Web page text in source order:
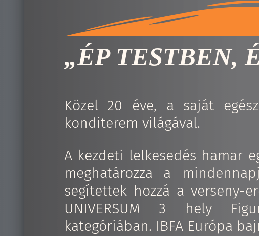
„ÉP TESTBEN,
Közel 20 éve, a saját
konditerem világával.
A kezdeti lelkesedés hamar
meghatározza a
segítettek hozzá a verseny-
UNIVERSUM 3 hely
kategóriában. IBFA Európa